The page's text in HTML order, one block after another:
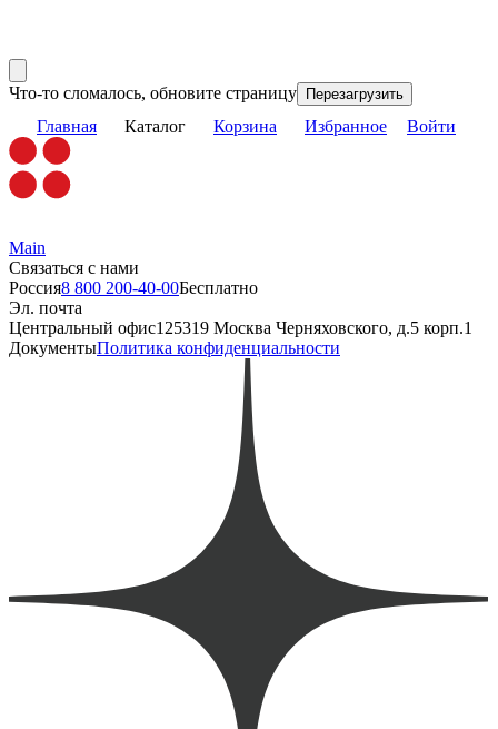
Что-то сломалось, обновите страницу Перезагрузить
Главная Каталог Корзина Избранное Войти
Main
Связаться с нами
Россия8 800 200-40-00Бесплатно
Эл. почта
Центральный офис125319 Москва Черняховского, д.5 корп.1
ДокументыПолитика конфиденциальности